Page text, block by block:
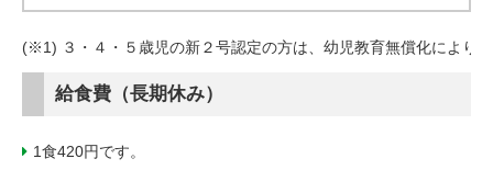
(※1) ３・４・５歳児の新２号認定の方は、幼児教育無償化により
給食費（長期休み）
1食420円です。